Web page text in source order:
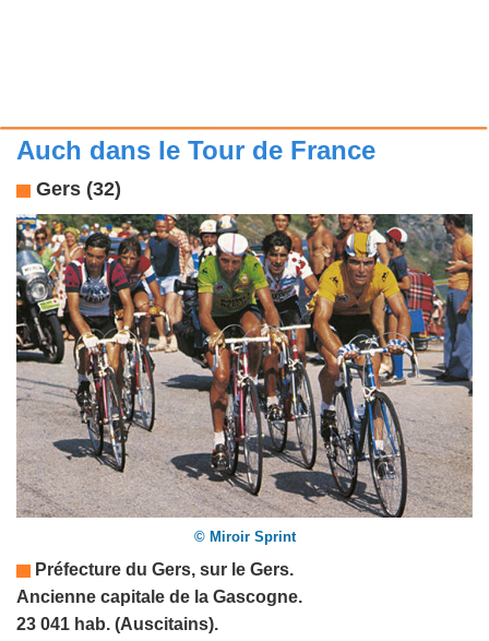
Auch dans le Tour de France
Gers (32)
© Miroir Sprint
Préfecture du Gers, sur le Gers.
Ancienne capitale de la Gascogne.
23 041 hab. (Auscitains).